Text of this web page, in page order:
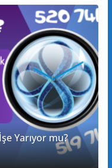
Yarıyor mu?